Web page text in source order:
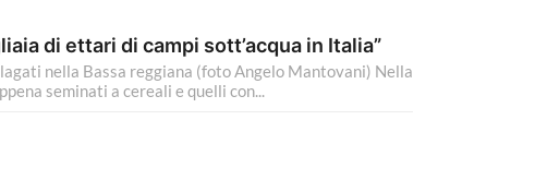
di ettari di campi sott’acqua in Italia”
nella Bassa reggiana (foto Angelo Mantovani) Nella
seminati a cereali e quelli con...